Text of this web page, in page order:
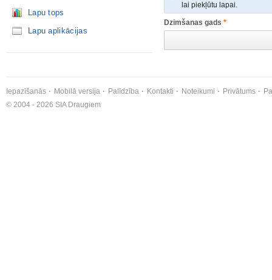
Lapu tops
Lapu aplikācijas
lai piekļūtu lapai.
Dzimšanas gads *
Iepazīšanās Mobilā versija Palīdzība Kontakti Noteikumi Privātums
© 2004 - 2026 SIA Draugiem